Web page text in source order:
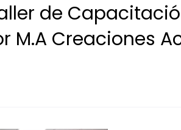
de
M.A Creaciones